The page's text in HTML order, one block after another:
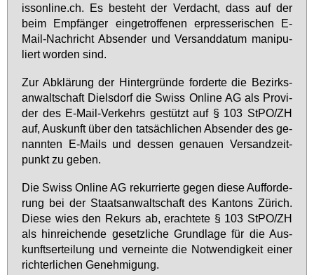
isso​nlin​e.​ch. Es be­steht der Ver­dacht, dass auf der
beim Emp­fän­ger ein­ge­trof­fe­nen er­pres­se­ri­schen E-
Mail-Nach­richt Ab­sen­der und Ver­sand­da­tum ma­ni­pu­
liert wor­den sind.
Zur Ab­klä­rung der Hin­ter­grün­de for­der­te die Be­zirks­
an­walt­schaft Diels­dorf die Swiss On­line AG als Pro­vi­
der des E-Mail-Ver­kehrs ge­stützt auf § 103 StPO/ZH
auf, Aus­kunft über den tat­säch­li­chen Ab­sen­der des ge­
nann­ten E-Mails und des­sen ge­nau­en Ver­sand­zeit­
punkt zu ge­ben.
Die Swiss On­line AG re­kur­rier­te ge­gen die­se Auf­for­de­
rung bei der Staats­an­walt­schaft des Kan­tons Zü­rich.
Die­se wies den Re­kurs ab, er­ach­te­te § 103 StPO/ZH
als hin­rei­chen­de ge­setz­li­che Grund­la­ge für die Aus­
kunfts­er­tei­lung und ver­nein­te die Not­wen­dig­keit ei­ner
rich­ter­li­chen Ge­neh­mi­gung.